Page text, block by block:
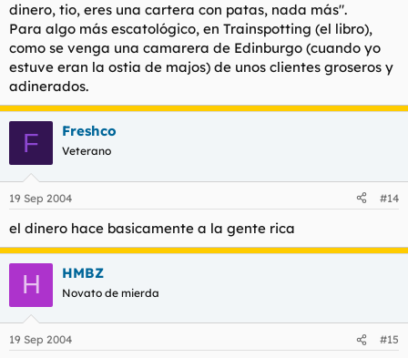
dinero, tio, eres una cartera con patas, nada más".
Para algo más escatológico, en Trainspotting (el libro),
como se venga una camarera de Edinburgo (cuando yo
estuve eran la ostia de majos) de unos clientes groseros y
adinerados.
F Freshco
Veterano
19 Sep 2004 #14
el dinero hace basicamente a la gente rica
H HMBZ
Novato de mierda
19 Sep 2004 #15